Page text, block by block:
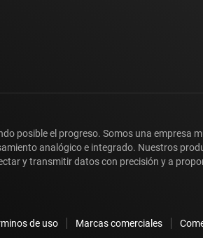
posible el progreso. Somos una empresa
analógico e integrado. Nuestros
y transmitir datos con precisión y a
de uso Marcas comerciales